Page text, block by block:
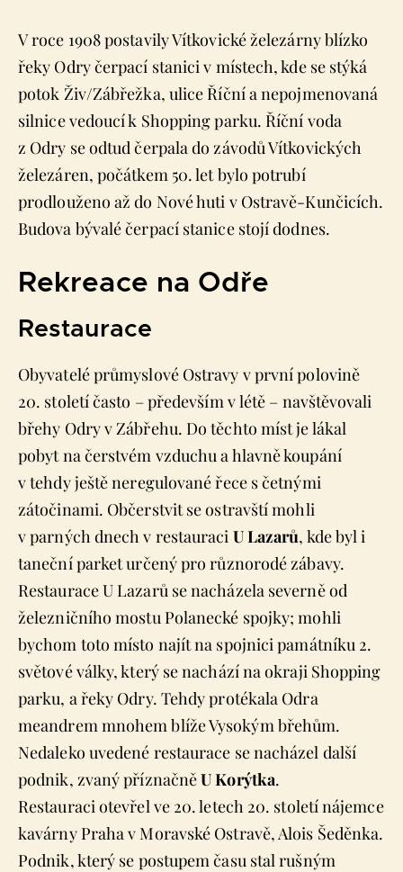
V roce 1908 postavily Vítkovické železárny blízko
řeky Odry čerpací stanici v místech, kde se stýká
potok Živ/Zábřežka, ulice Říční a nepojmenovaná
silnice vedoucí k Shopping parku. Říční voda
z Odry se odtud čerpala do závodů Vítkovických
železáren, počátkem 50. let bylo potrubí
prodlouženo až do Nové huti v Ostravě-Kunčicích.
Budova bývalé čerpací stanice stojí dodnes.
Rekreace na Odře
Restaurace
Obyvatelé průmyslové Ostravy v první polovině
20. století často – především v létě – navštěvovali
břehy Odry v Zábřehu. Do těchto míst je lákal
pobyt na čerstvém vzduchu a hlavně koupání
v tehdy ještě neregulované řece s četnými
zátočinami. Občerstvit se ostravští mohli
v parných dnech v restauraci U Lazarů, kde byl i
taneční parket určený pro různorodé zábavy.
Restaurace U Lazarů se nacházela severně od
železničního mostu Polanecké spojky; mohli
bychom toto místo najít na spojnici památníku 2.
světové války, který se nachází na okraji Shopping
parku, a řeky Odry. Tehdy protékala Odra
meandrem mnohem blíže Vysokým břehům.
Nedaleko uvedené restaurace se nacházel další
podnik, zvaný příznačněU Korýtka.
Restauraci otevřel ve 20. letech 20. století nájemce
kavárny Praha v Moravské Ostravě, Alois Šeděnka.
Podnik, který se postupem času stal rušným